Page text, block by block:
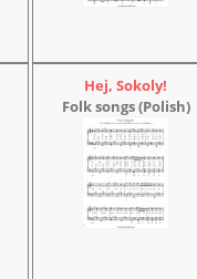
Hej, Sokoly!
Folk songs (Polish)